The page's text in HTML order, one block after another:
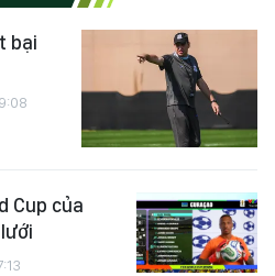
bại
Cup của